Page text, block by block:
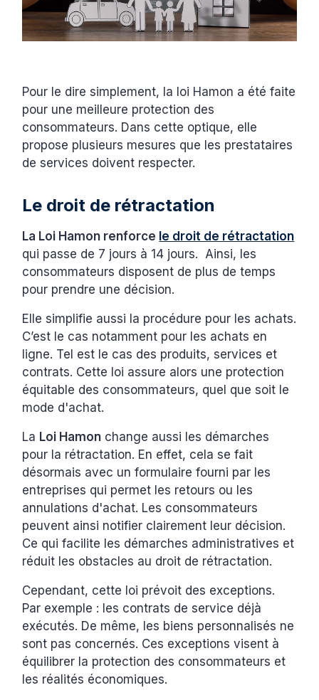
Pour le dire simplement, la loi Hamon a été faite
pour une meilleure protection des
consommateurs. Dans cette optique, elle
propose plusieurs mesures que les prestataires
de services doivent respecter.
Le droit de rétractation
La Loi Hamon renforce le droit de rétractation
qui passe de 7 jours à 14 jours. Ainsi, les
consommateurs disposent de plus de temps
pour prendre une décision.
Elle simplifie aussi la procédure pour les achats.
C’est le cas notamment pour les achats en
ligne. Tel est le cas des produits, services et
contrats. Cette loi assure alors une protection
équitable des consommateurs, quel que soit le
mode d'achat.
La Loi Hamon change aussi les démarches
pour la rétractation. En effet, cela se fait
désormais avec un formulaire fourni par les
entreprises qui permet les retours ou les
annulations d'achat. Les consommateurs
peuvent ainsi notifier clairement leur décision.
Ce qui facilite les démarches administratives et
réduit les obstacles au droit de rétractation.
Cependant, cette loi prévoit des exceptions.
Par exemple : les contrats de service déjà
exécutés. De même, les biens personnalisés ne
sont pas concernés. Ces exceptions visent à
équilibrer la protection des consommateurs et
les réalités économiques.